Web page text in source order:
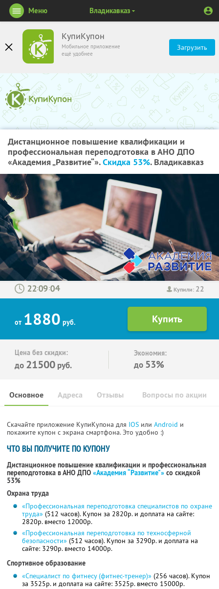
КупиКупон
Мобильное приложение
ещё удобнее
Загрузить
Меню Владикавказ
Дистанционное повышение квалификации и
профессиональная переподготовка в АНО ДПО
«Академия „Развитие“».Скидка 53%. Владикавказ
Купили: 22
: :
от 1880 руб.
Цена без скидки:
до 21500 руб.
Экономия:
до 53%
Основное Отзывы Вопросы по акции
Адреса
Скачайте приложение КупиКупона для IOS или Android и
покажите купон с экрана смартфона. Это удобно :)
ЧТО ВЫ ПОЛУЧИТЕ ПО КУПОНУ
Дистанционное повышение квалификации и профессиональная
переподготовка в АНО ДПО «Академия “Развитие"» со скидкой
53%
Охрана труда
«Профессиональная переподготовка специалистов по охране
труда» (512 часов). Купон за 2820р. и доплата на сайте:
2820р. вместо 12000р.
«Профессиональная переподготовка по техносферной
безопасности» (512 часов). Купон за 3290р. и доплата на
сайте: 3290р. вместо 14000р.
Спортивное образование
«Специалист по фитнесу (фитнес-тренер)» (256 часов). Купон
за 3525р. и доплата на сайте: 3525р. вместо 15000р.